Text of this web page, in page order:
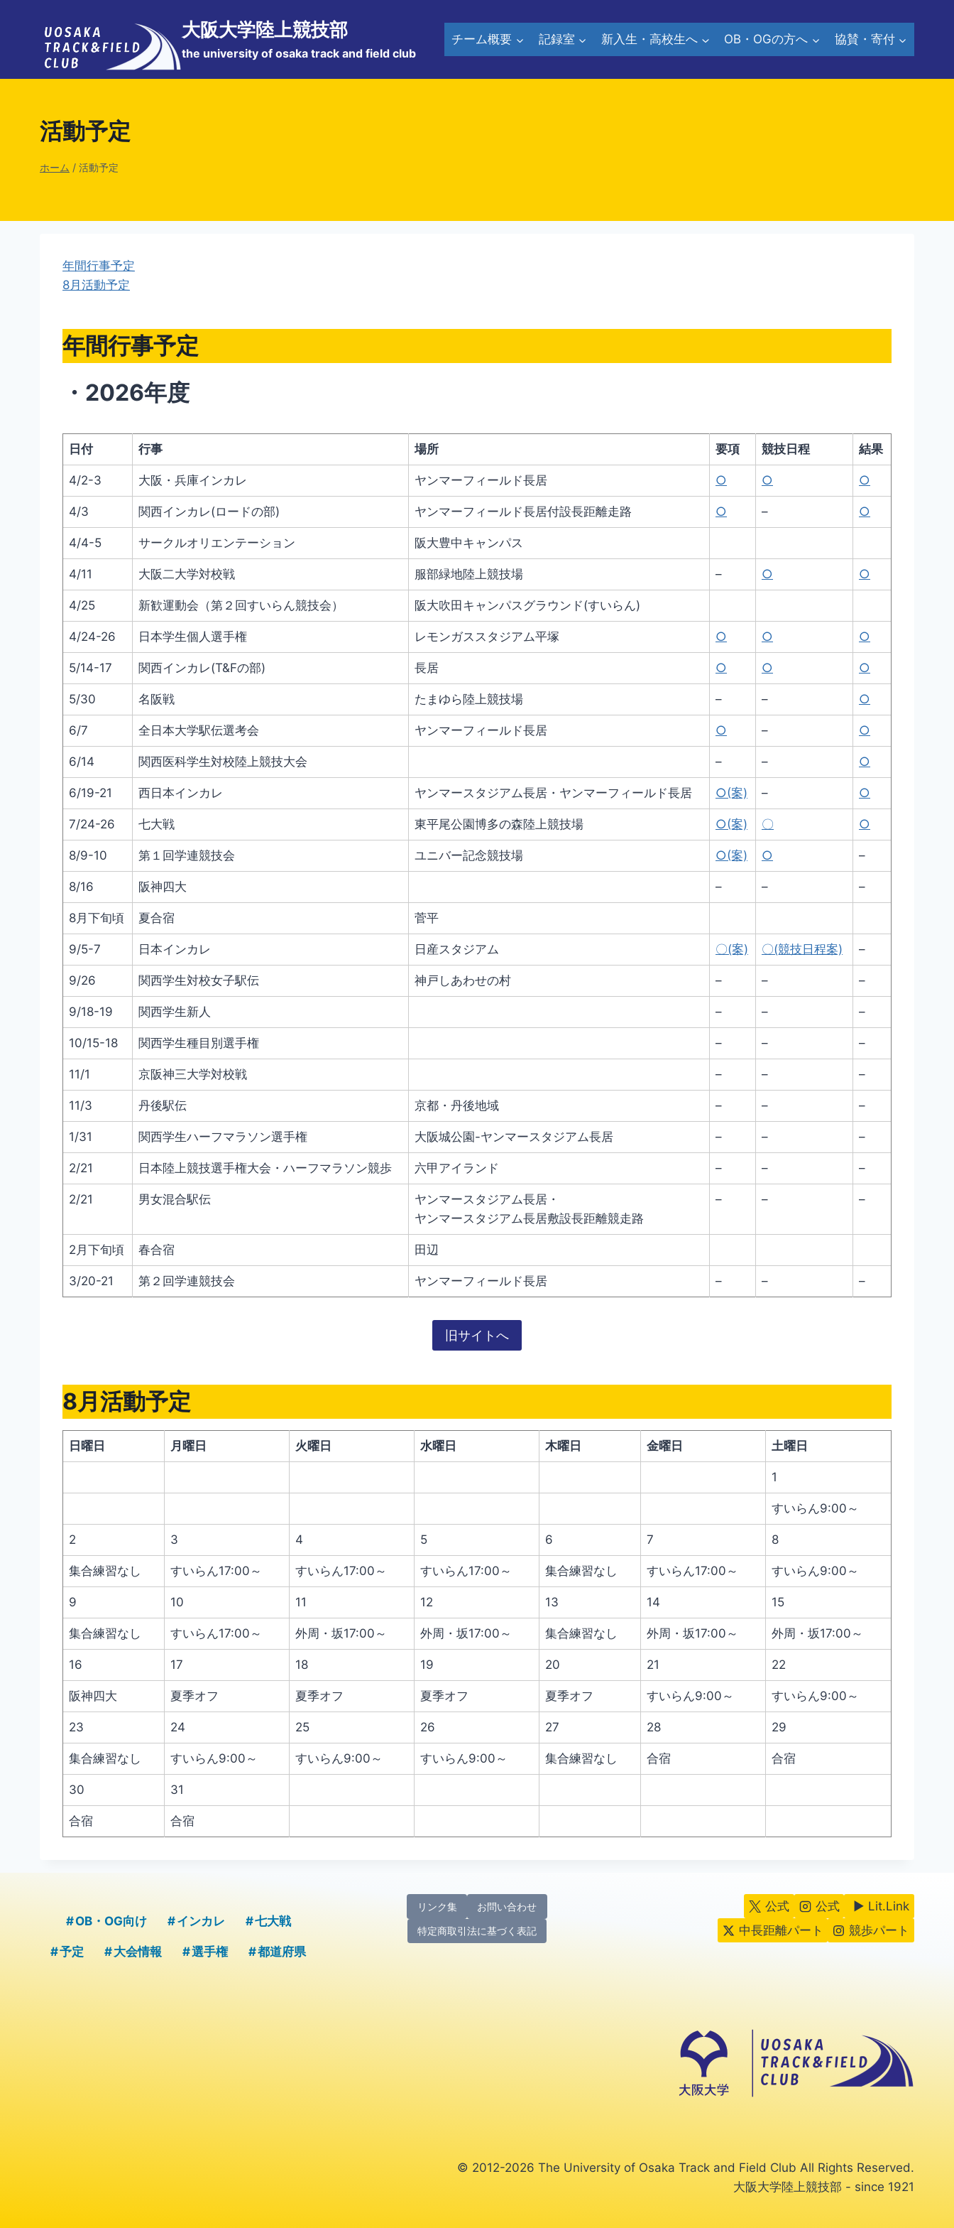
大阪大学陸上競技部
the university of osaka track and field club
チーム概要 記録室 新入生・高校生へ OB・OGの方へ 協賛・寄付
活動予定
ホーム / 活動予定
年間行事予定
8月活動予定
年間行事予定
・2026年度
日付 行事 場所 要項 競技日程 結果
4/2-3 大阪・兵庫インカレ ヤンマーフィールド長居 ○ ○ ○
4/3 関西インカレ(ロードの部) ヤンマーフィールド長居付設長距離走路 ○ – ○
4/4-5 サークルオリエンテーション 阪大豊中キャンパス
4/11 大阪二大学対校戦 服部緑地陸上競技場 – ○ ○
4/25 新歓運動会（第２回すいらん競技会） 阪大吹田キャンパスグラウンド(すいらん)
4/24-26 日本学生個人選手権 レモンガススタジアム平塚 ○ ○ ○
5/14-17 関西インカレ(T&Fの部) 長居 ○ ○ ○
5/30 名阪戦 たまゆら陸上競技場 – – ○
6/7 全日本大学駅伝選考会 ヤンマーフィールド長居 ○ – ○
6/14 関西医科学生対校陸上競技大会 – – ○
6/19-21 西日本インカレ ヤンマースタジアム長居・ヤンマーフィールド長居 ○(案) – ○
7/24-26 七大戦 東平尾公園博多の森陸上競技場 ○(案) 〇 ○
8/9-10 第１回学連競技会 ユニバー記念競技場 ○(案) ○ –
8/16 阪神四大 – – –
8月下旬頃 夏合宿 菅平
9/5-7 日本インカレ 日産スタジアム 〇(案) 〇(競技日程案) –
9/26 関西学生対校女子駅伝 神戸しあわせの村 – – –
9/18-19 関西学生新人 – – –
10/15-18 関西学生種目別選手権 – – –
11/1 京阪神三大学対校戦 – – –
11/3 丹後駅伝 京都・丹後地域 – – –
1/31 関西学生ハーフマラソン選手権 大阪城公園-ヤンマースタジアム長居 – – –
2/21 日本陸上競技選手権大会・ハーフマラソン競歩 六甲アイランド – – –
2/21 男女混合駅伝
ヤンマースタジアム長居・
ヤンマースタジアム長居敷設長距離競走路
– – –
2月下旬頃 春合宿 田辺
3/20-21 第２回学連競技会 ヤンマーフィールド長居 – – –
旧サイトへ
8月活動予定
日曜日 月曜日 火曜日 水曜日 木曜日 金曜日 土曜日
1
すいらん9:00～
2 3 4 5 6 7 8
集合練習なし すいらん17:00～ すいらん17:00～ すいらん17:00～ 集合練習なし すいらん17:00～ すいらん9:00～
9 10 11 12 13 14 15
集合練習なし すいらん17:00～ 外周・坂17:00～ 外周・坂17:00～ 集合練習なし 外周・坂17:00～ 外周・坂17:00～
16 17 18 19 20 21 22
阪神四大 夏季オフ 夏季オフ 夏季オフ 夏季オフ すいらん9:00～ すいらん9:00～
23 24 25 26 27 28 29
集合練習なし すいらん9:00～ すいらん9:00～ すいらん9:00～ 集合練習なし 合宿 合宿
30 31
合宿 合宿
OB・OG向け インカレ 七大戦
予定 大会情報 選手権 都道府県
リンク集 お問い合わせ
特定商取引法に基づく表記
公式 公式
▶ Lit.Link
中長距離パート
競歩パート
© 2012-2026 The University of Osaka Track and Field Club All Rights Reserved.
大阪大学陸上競技部 - since 1921